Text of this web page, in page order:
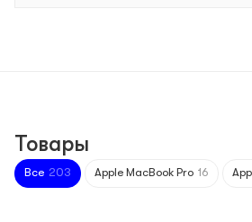
Товары
Все 203 Apple MacBook Pro 16